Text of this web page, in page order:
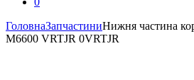
ГоловнаЗапчастиниНижня частина
M6600 VRTJR 0VRTJR